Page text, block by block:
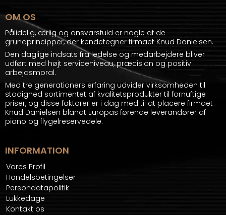
OM OS
Pålidelig, ærlig og ansvarsfuld er nogle af de
grundprincipper, der kendetegner firmaet Knud Danielsen.
Den daglige indsats fra ledelse og medarbejdere bliver
udført med højt serviceniveau, præcision og positiv
arbejdsmoral.
Med tre generationers erfaring udvider virksomheden til
stadighed sortimentet af kvalitetsprodukter til fornuftige
priser, og disse faktorer er i dag med til at placere firmaet
Knud Danielsen blandt Europas førende leverandører af
piano og flygelreservedele.
INFORMATION
Vores Profil
Handelsbetingelser
Persondatapolitik
Lukkedage
Kontakt os